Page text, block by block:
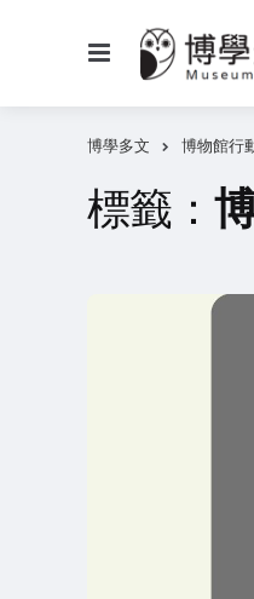
博學多文 博物館行
標籤：